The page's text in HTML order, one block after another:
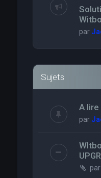
par
Sujets
A lire
par
par